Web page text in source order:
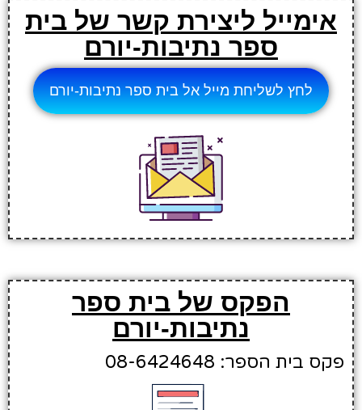
אימייל ליצירת קשר של בית
ספר נתיבות-יורם
לחץ לשליחת מייל אל בית ספר נתיבות-יורם
הפקס של בית ספר
נתיבות-יורם
פקס בית הספר: 08-6424648